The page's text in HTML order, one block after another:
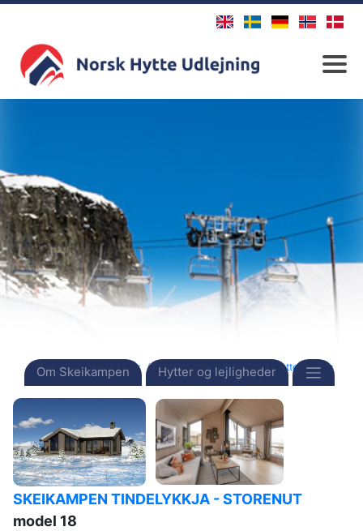
Om Skeikampen Hytter og lejligheder
Forside Destinationer Norge Skeikampen Hytter til salg
SKEIKAMPEN TINDELYKKJA - STORENUT
model 18